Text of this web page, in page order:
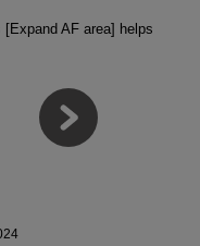
AF area] helps